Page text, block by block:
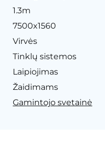
1.3m
7500x1560
Virvės
Tinklų sistemos
Laipiojimas
Žaidimams
Gamintojo svetainė